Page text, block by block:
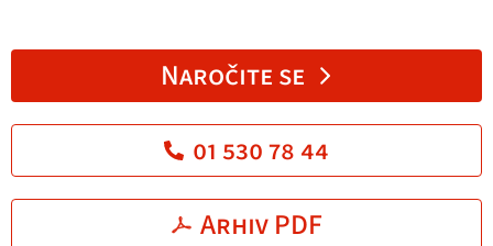
Naročite se
01 530 78 44
Arhiv PDF